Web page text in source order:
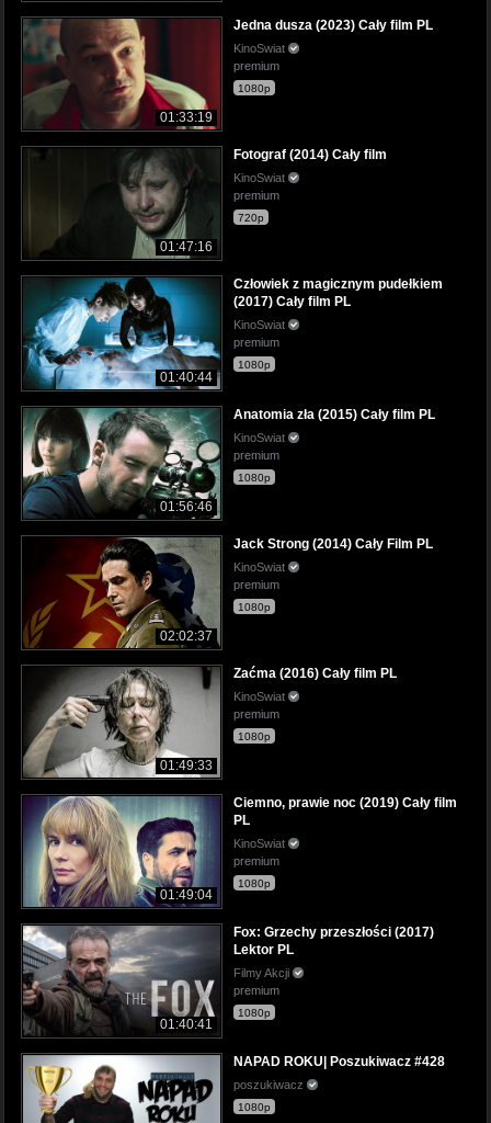
01:33:19
Jedna dusza (2023) Cały film PL
KinoSwiat
premium
1080p
01:47:16
Fotograf (2014) Cały film
KinoSwiat
premium
720p
01:40:44
Człowiek z magicznym pudełkiem
(2017) Cały film PL
KinoSwiat
premium
1080p
01:56:46
Anatomia zła (2015) Cały film PL
KinoSwiat
premium
1080p
02:02:37
Jack Strong (2014) Cały Film PL
KinoSwiat
premium
1080p
01:49:33
Zaćma (2016) Cały film PL
KinoSwiat
premium
1080p
01:49:04
Ciemno, prawie noc (2019) Cały film
PL
KinoSwiat
premium
1080p
01:40:41
Fox: Grzechy przeszłości (2017)
Lektor PL
Filmy Akcji
premium
1080p
NAPAD ROKU| Poszukiwacz #428
poszukiwacz
1080p